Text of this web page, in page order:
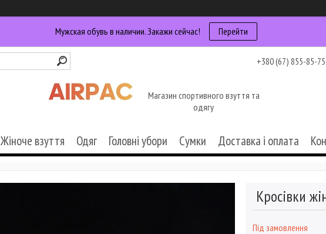
Мужская обувь в наличии. Закажи сейчас! Перейти
+380 (67) 855-85-75
Магазин спортивного взуття та
одягу
Жіноче взуття Одяг Головні убори Сумки Доставка і оплата
Кросівки
Під замовлення